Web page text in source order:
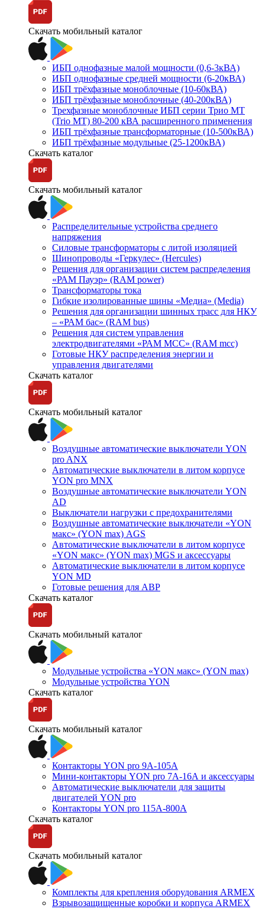
Скачать мобильный каталог
ИБП однофазные малой мощности (0,6-3кВА)
ИБП однофазные средней мощности (6-20кВА)
ИБП трёхфазные моноблочные (10-60кВА)
ИБП трёхфазные моноблочные (40-200кВА)
Трехфазные моноблочные ИБП серии Трио МТ
(Trio MT) 80-200 кВА расширенного применения
ИБП трёхфазные трансформаторные (10-500кВА)
ИБП трёхфазные модульные (25-1200кВА)
Скачать каталог
Скачать мобильный каталог
Распределительные устройства среднего
напряжения
Силовые трансформаторы с литой изоляцией
Шинопроводы «Геркулес» (Hercules)
Решения для организации систем распределения
«РАМ Пауэр» (RAM power)
Трансформаторы тока
Гибкие изолированные шины «Медиа» (Media)
Решения для организации шинных трасс для НКУ
– «РАМ бас» (RAM bus)
Решения для систем управления
электродвигателями «РАМ МСС» (RAM mcc)
Готовые НКУ распределения энергии и
управления двигателями
Скачать каталог
Скачать мобильный каталог
Воздушные автоматические выключатели YON
pro ANX
Автоматические выключатели в литом корпусе
YON pro MNX
Воздушные автоматические выключатели YON
AD
Выключатели нагрузки с предохранителями
Воздушные автоматические выключатели «YON
макс» (YON max) AGS
Автоматические выключатели в литом корпусе
«YON макс» (YON max) MGS и аксессуары
Автоматические выключатели в литом корпусе
YON MD
Готовые решения для АВР
Скачать каталог
Скачать мобильный каталог
Модульные устройства «YON макс» (YON max)
Модульные устройства YON
Скачать каталог
Скачать мобильный каталог
Контакторы YON pro 9А-105А
Мини-контакторы YON pro 7А-16А и аксессуары
Автоматические выключатели для защиты
двигателей YON pro
Контакторы YON pro 115А-800А
Скачать каталог
Скачать мобильный каталог
Комплекты для крепления оборудования ARMEX
Взрывозащищенные коробки и корпуса ARMEX